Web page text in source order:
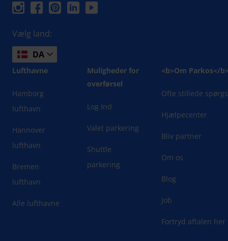
Vælg land:
DA
Lufthavne
Hamborg
lufthavn
Hannover
lufthavn
Bremen
lufthavn
Alle lufthavne
Muligheder for
overførsel
Log Ind
Valet parkering
Shuttle
parkering
<b>Om Parkos</
Ofte stillede
Hjælpecenter
Bliv partner
Om os
Blog
Job
Fortryd aftalen her